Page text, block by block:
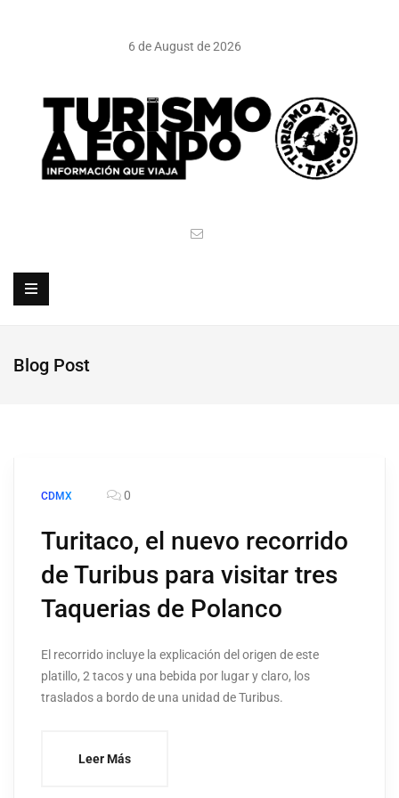
6 de August de 2026
Blog Post
CDMX 0
Turitaco, el nuevo recorrido
de Turibus para visitar tres
Taquerias de Polanco
El recorrido incluye la explicación del origen de este
platillo, 2 tacos y una bebida por lugar y claro, los
traslados a bordo de una unidad de Turibus.
Leer Más